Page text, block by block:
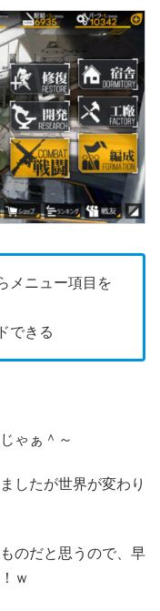
メニュー項目を
できる
ゃぁ＾～
したが世界が変わり
のだと思うので、早
ｗ